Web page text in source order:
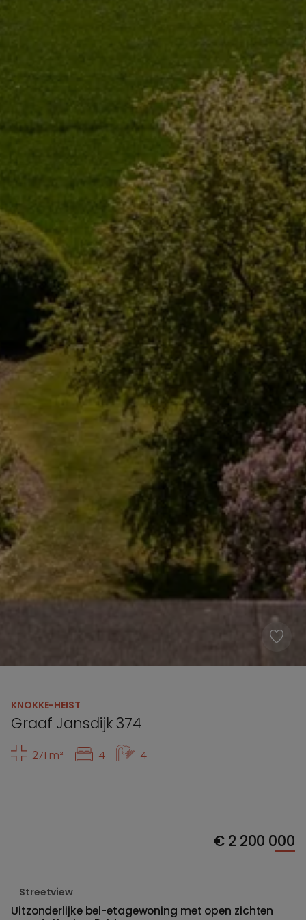
KNOKKE-HEIST
Graaf Jansdijk 374
271 m² 4 4
€2 200 000
Streetview
Uitzonderlijke bel-etagewoning met open zichten